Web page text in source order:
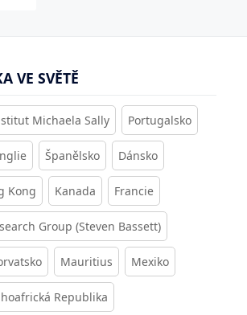
VE SVĚTĚ
Michaela Sally Portugalsko
Španělsko Dánsko
Kong Kanada Francie
Group (Steven Bassett)
Mauritius Mexiko
Republika